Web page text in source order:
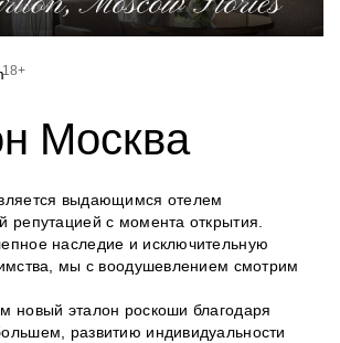
18+
Москва
выдающимся отелем
репутацией с момента открытия.
наследие и исключительную
мы с воодушевлением смотрим
новый эталон роскоши благодаря
развитию индивидуальности